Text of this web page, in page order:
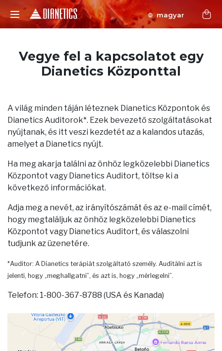
magyar
Vegye fel a kapcsolatot egy
Dianetics Központtal
A világ minden táján léteznek Dianetics Központok és
Dianetics Auditorok*. Ezek bevezető szolgáltatásokat
nyújtanak, és itt veszi kezdetét az a kalandos utazás,
amelyet a Dianetics nyújt.
Ha meg akarja találni az önhöz legközelebbi Dianetics
Központot vagy Dianetics Auditort, töltse ki a
következő információkat.
Adja meg a nevét, az irányítószámát és az e-mail címét,
hogy megtaláljuk az önhöz legközelebbi Dianetics
Központot vagy Dianetics Auditort, és válaszolni
tudjunk az üzenetére.
*Auditor: A Dianetics terápiát szolgáltató személy. Auditálni azt is
jelenti, hogy „meghallgatni”, és azt is, hogy „mérlegelni”.
Telefon: 1-800-367-8788 (USA és Kanada)